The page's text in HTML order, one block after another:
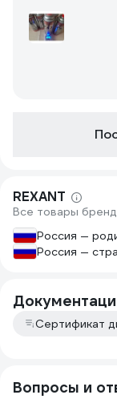
REXANT
Все товары
Россия —
Россия —
Сертификат
Вопросы и